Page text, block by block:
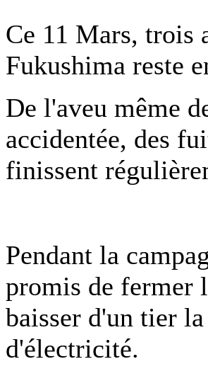
Ce 11 Mars, trois
Fukushima reste
De l'aveu même
accidentée, des
finissent
Pendant la
promis de fermer
baisser d'un tier
d'électricité.